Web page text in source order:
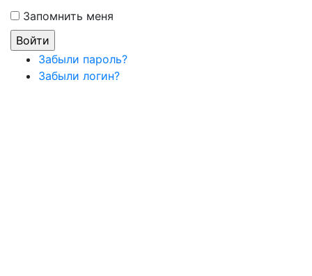
Запомнить меня
Забыли пароль?
Забыли логин?